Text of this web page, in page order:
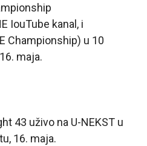
IouTube kanal, i
Championship) u 10
maja.
43 uživo na U-NEKST u
16. maja.